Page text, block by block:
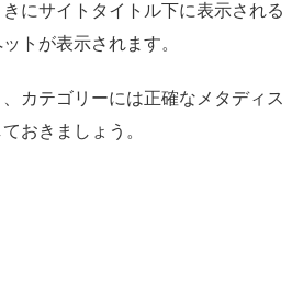
にサイトタイトル下に表示される
トが表示されます。
カテゴリーには正確なメタディス
おきましょう。